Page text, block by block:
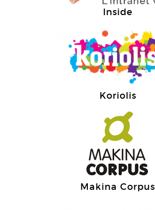
Inside
Koriolis
Makina Corpus